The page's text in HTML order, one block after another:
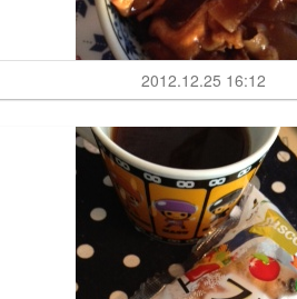
2012.12.25 16:12